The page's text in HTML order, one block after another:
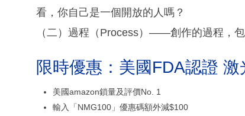
看，你自己是一個開放的人嗎？
（二）過程（Process）——創作的過程，
限時優惠：美國FDA認證 激
美國amazon鎖量及評價No. 1
輸入「NMG100」優惠碼額外減$100